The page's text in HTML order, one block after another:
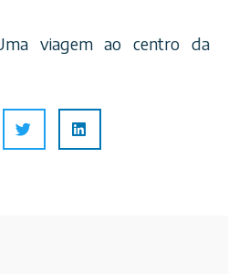
viagem ao centro da